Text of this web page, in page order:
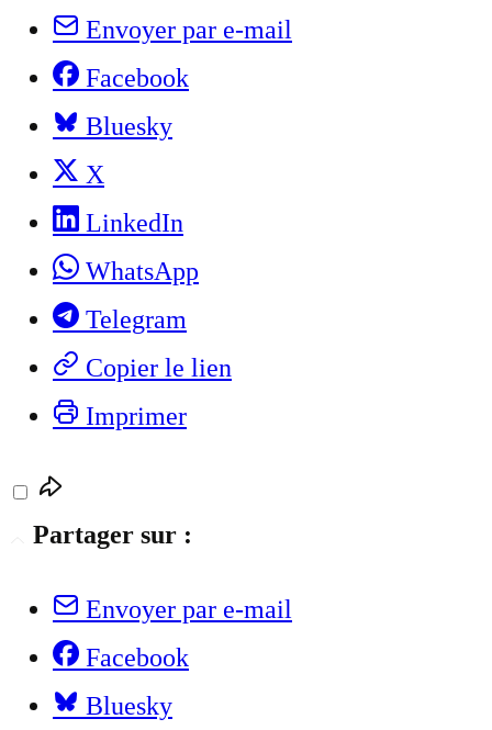
Envoyer par e-mail
Facebook
Bluesky
X
LinkedIn
WhatsApp
Telegram
Copier le lien
Imprimer
Partager sur :
Envoyer par e-mail
Facebook
Bluesky